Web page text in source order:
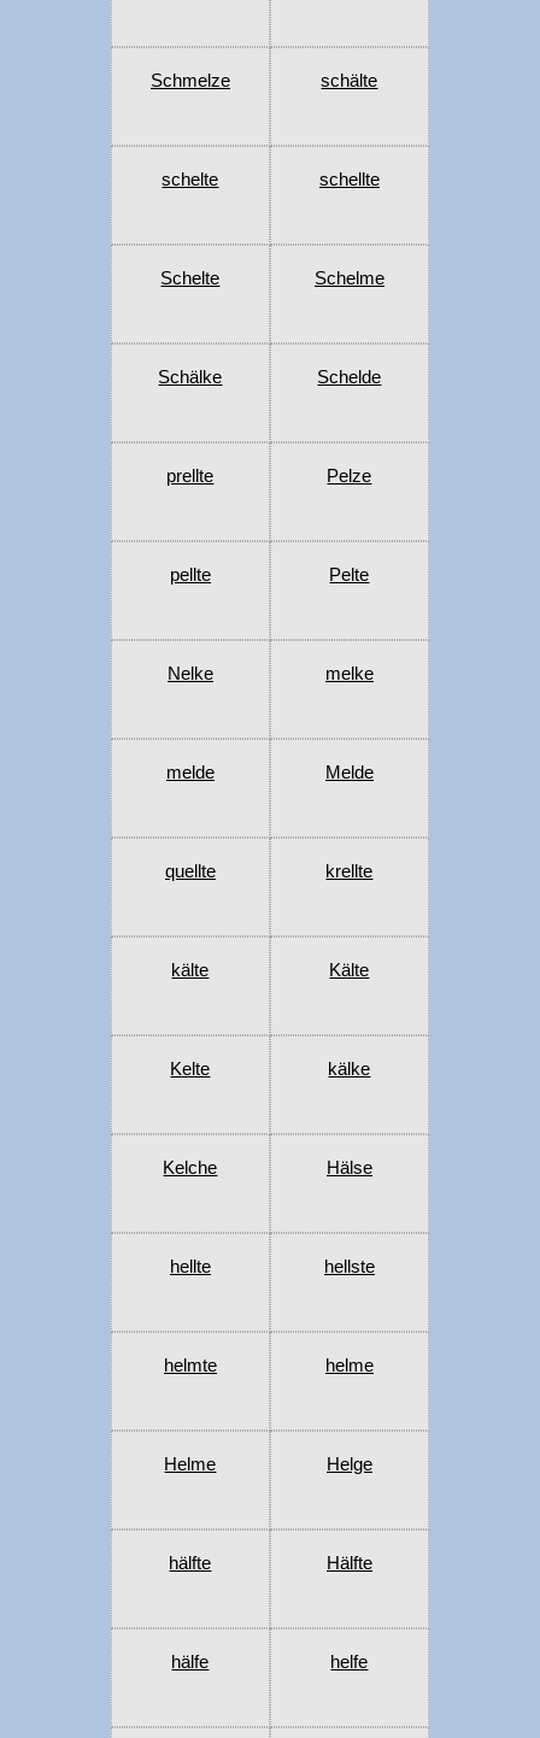
Schmelze schälte
schelte schellte
Schelte Schelme
Schälke Schelde
prellte Pelze
pellte Pelte
Nelke melke
melde Melde
quellte krellte
kälte Kälte
Kelte kälke
Kelche Hälse
hellte hellste
helmte helme
Helme Helge
hälfte Hälfte
hälfe helfe